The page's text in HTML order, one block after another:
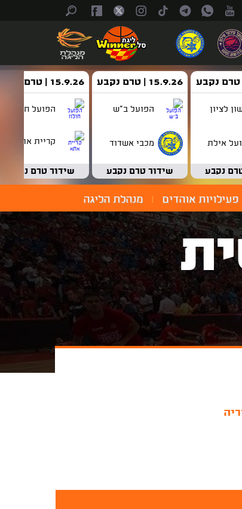
לציון
אילת
נקבע
15.9.26 | טרם נקבע
הפועל ב"ש
מכבי אשדוד
שידור טרם נקבע
15.9.26 | טרם נקבע
הפועל חולון
קריית אתא
שידור טרם נקבע
פעילויות אוהדים מנהלת הליגה